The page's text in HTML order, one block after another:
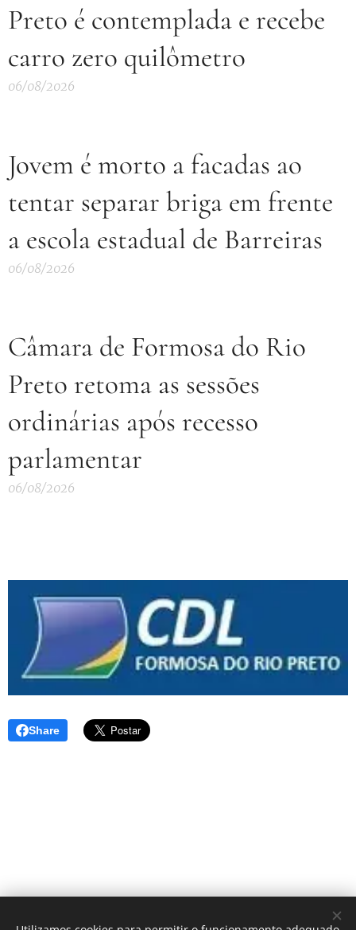
Preto é contemplada e recebe
carro zero quilômetro
06/08/2026
Jovem é morto a facadas ao
tentar separar briga em frente
a escola estadual de Barreiras
06/08/2026
Câmara de Formosa do Rio
Preto retoma as sessões
ordinárias após recesso
parlamentar
06/08/2026
Share